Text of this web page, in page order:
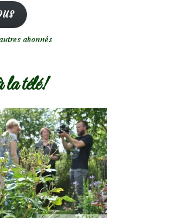
abonnés
télé!